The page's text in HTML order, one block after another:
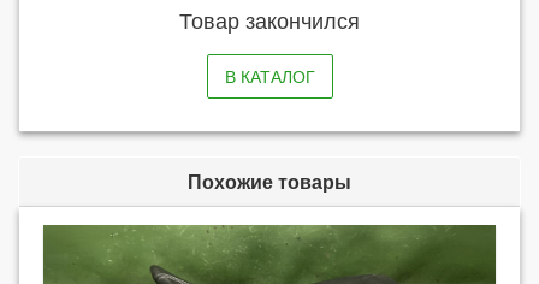
Товар закончился
В КАТАЛОГ
Похожие товары